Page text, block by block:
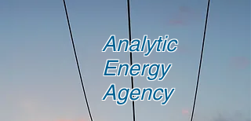
Analytic
Energy
Agency